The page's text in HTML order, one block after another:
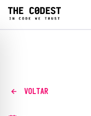
VOLTAR